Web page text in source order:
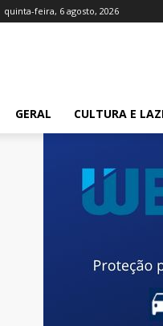
quinta-feira, 6 agosto, 2026
GERAL CULTURA E